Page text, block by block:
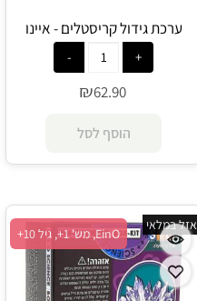
ערכת גידול קריסטלים - איינו
₪62.90
הוסף לסל
EinO, מש' 1+, גיל 10+
אזל במלאי